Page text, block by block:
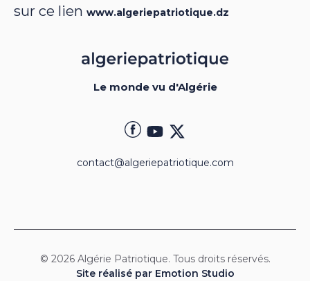
sur ce lien www.algeriepatriotique.dz
Le monde vu d'Algérie
contact@algeriepatriotique.com
© 2026 Algérie Patriotique. Tous droits réservés.
Site réalisé par Emotion Studio